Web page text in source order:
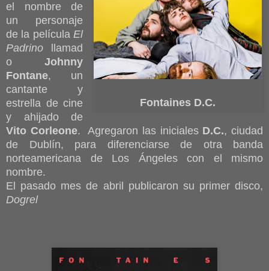
Fontaines D.C.
el nombre de
un personaje
de la películaEl
Padrino llamad
oJohnny
Fontane, un
cantante y
estrella de cine
y ahijado de
Vito Corleone. Agregaron las iniciales D.C., ciudad
de Dublín, para diferenciarse de otra banda
norteamericana de Los Ángeles con el mismo
nombre.
El pasado mes de abril publicaron su primer disco,
Dogrel